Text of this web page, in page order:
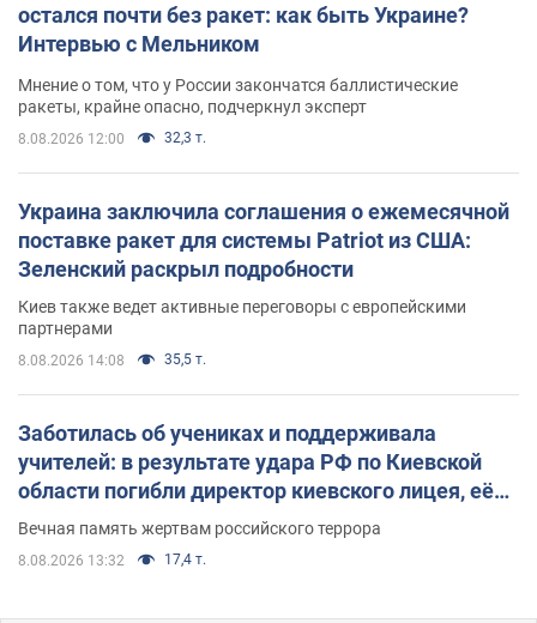
остался почти без ракет: как быть Украине?
Интервью с Мельником
Мнение о том, что у России закончатся баллистические
ракеты, крайне опасно, подчеркнул эксперт
8.08.2026 12:00 32,3 т.
Украина заключила соглашения о ежемесячной
поставке ракет для системы Patriot из США:
Зеленский раскрыл подробности
Киев также ведет активные переговоры с европейскими
партнерами
8.08.2026 14:08 35,5 т.
Заботилась об учениках и поддерживала
учителей: в результате удара РФ по Киевской
области погибли директор киевского лицея, её
муж и внук
Вечная память жертвам российского террора
8.08.2026 13:32 17,4 т.